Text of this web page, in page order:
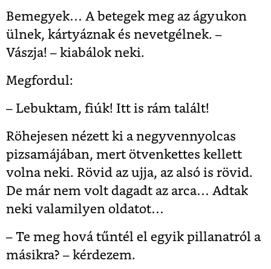
Bemegyek… A betegek meg az ágyukon
ülnek, kártyáznak és nevetgélnek. –
Vászja! – kiabálok neki.
Megfordul:
– Lebuktam, fiúk! Itt is rám talált!
Röhejesen nézett ki a negyvennyolcas
pizsamájában, mert ötvenkettes kellett
volna neki. Rövid az ujja, az alsó is rövid.
De már nem volt dagadt az arca… Adtak
neki valamilyen oldatot…
– Te meg hová tűntél el egyik pillanatról a
másikra? – kérdezem.